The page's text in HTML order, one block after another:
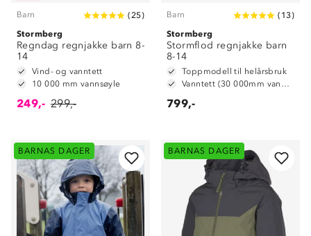
Barn (25)
Stormberg
Regndag regnjakke barn 8-
14
Vind- og vanntett
10 000 mm vannsøyle
249,- 299,-
Barn ( 13)
Stormberg
Stormflod regnjakke barn
8-14
Toppmodell til helårsbruk
Vanntett (30 000mm vannsøyle)
799,-
BARNAS DAGER BARNAS DAGER